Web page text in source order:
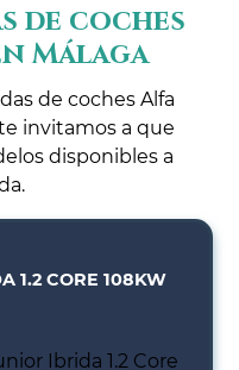
de coches
Málaga
de coches Alfa
invitamos a que
disponibles a
1.2 CORE 108KW